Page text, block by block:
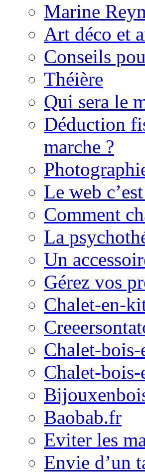
Marine
Art déco et
Conseils
Théière
Qui sera le
Déduction
marche ?
Le web
Comment
La
Un
Gérez vos
Chalet-en-
Chalet-
Chalet-
Baobab.fr
Eviter les
Envie d’un